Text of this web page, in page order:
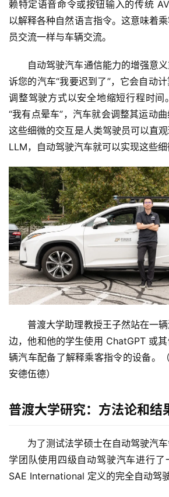
赖特定语音命令或按钮输入的传统
以解释各种自然语言指令。这意味着
员交流一样与车辆交流。
自动驾驶汽车通信能力的增强意
诉您的汽车“我要迟到了”，它会自动计
调整驾驶方式以安全地缩短行程时间
“我有点晕车”，汽车就会调整其运动曲
这些细微的交互是人类驾驶员可以直
LLM，自动驾驶汽车就可以实现这些细
普渡大学助理教授王子然站在一
边，他和他的学生使用 ChatGPT 或
辆汽车配备了解释乘客指令的设备。
安德伍德）
普渡大学研究：方法论和结
为了测试法学硕士在自动驾驶汽
学团队使用四级自动驾驶汽车进行
SAE International 定义的完全自动驾